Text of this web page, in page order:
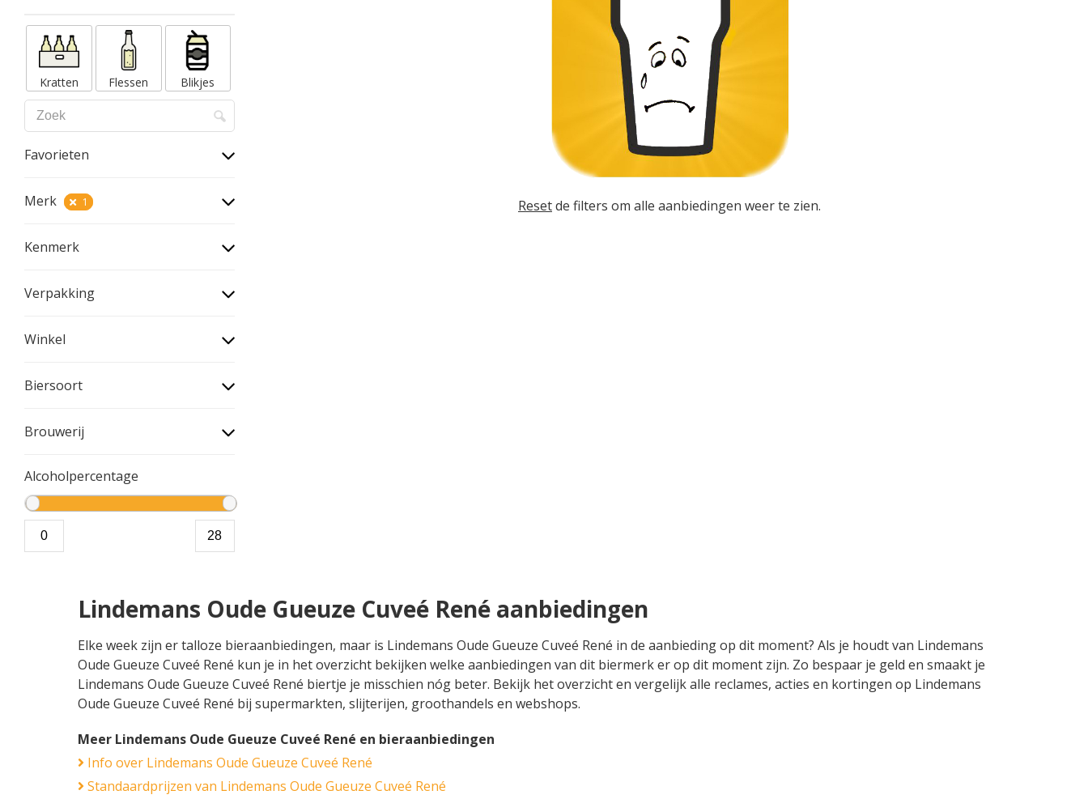
Kratten Flessen Blikjes
Favorieten
Merk 1
Kenmerk
Verpakking
Winkel
Biersoort
Brouwerij
Alcoholpercentage
Resetde filters om alle aanbiedingen weer te zien.
Lindemans Oude Gueuze Cuveé René aanbiedingen
Elke week zijn er talloze bieraanbiedingen, maar is Lindemans Oude Gueuze Cuveé René in de aanbieding op dit moment? Als je houdt van Lindemans
Oude Gueuze Cuveé René kun je in het overzicht bekijken welke aanbiedingen van dit biermerk er op dit moment zijn. Zo bespaar je geld en smaakt je
Lindemans Oude Gueuze Cuveé René biertje je misschien nóg beter. Bekijk het overzicht en vergelijk alle reclames, acties en kortingen op Lindemans
Oude Gueuze Cuveé René bij supermarkten, slijterijen, groothandels en webshops.
Meer Lindemans Oude Gueuze Cuveé René en bieraanbiedingen
Info over Lindemans Oude Gueuze Cuveé René
Standaardprijzen van Lindemans Oude Gueuze Cuveé René